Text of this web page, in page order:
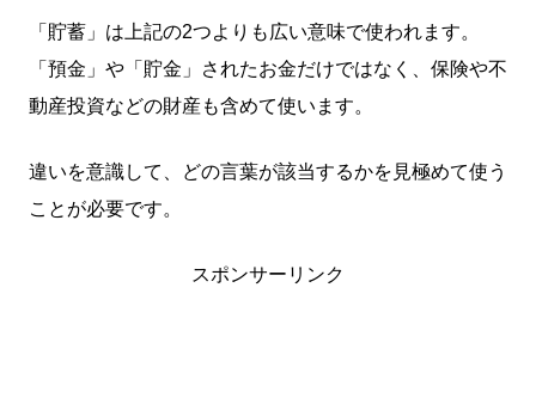
「貯蓄」は上記の2つよりも広い意味で使われます。
「預金」や「貯金」されたお金だけではなく、保険や不
動産投資などの財産も含めて使います。
違いを意識して、どの言葉が該当するかを見極めて使う
ことが必要です。
スポンサーリンク